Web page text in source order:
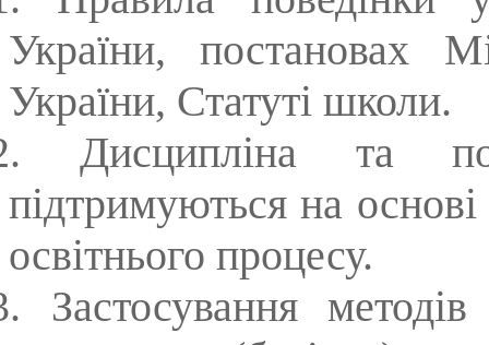
України, постановах
України, Статуті школи.
Дисципліна та
підтримуються на
освітнього процесу.
Застосування